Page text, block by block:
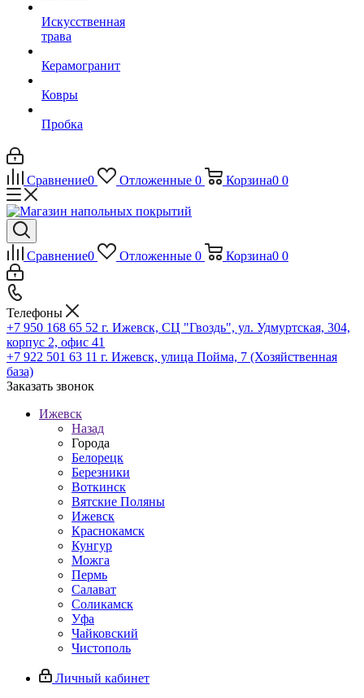
Искусственная
трава
Керамогранит
Ковры
Пробка
Сравнение0 Отложенные 0 Корзина0 0
Сравнение0 Отложенные 0 Корзина0 0
Телефоны
+7 950 168 65 52 г. Ижевск, СЦ "Гвоздь", ул. Удмуртская, 304,
корпус 2, офис 41
+7 922 501 63 11 г. Ижевск, улица Пойма, 7 (Хозяйственная
база)
Заказать звонок
Ижевск
Назад
Города
Белорецк
Березники
Воткинск
Вятские Поляны
Ижевск
Краснокамск
Кунгур
Можга
Пермь
Салават
Соликамск
Уфа
Чайковский
Чистополь
Личный кабинет